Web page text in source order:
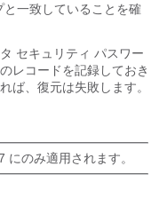
一致していることを確
セキュリティ パスワー
レコードを記録しておき
ば、復元は失敗します。
のみ適用されます。